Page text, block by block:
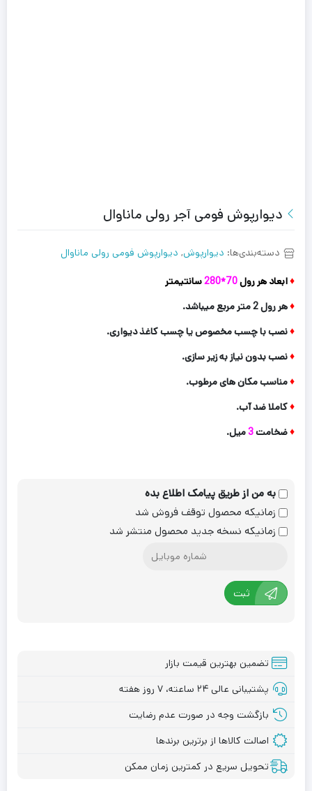
دیوارپوش فومی آجر رولی ماناوال
دسته‌بندی‌ها: دیوارپوش, دیوارپوش فومی رولی ماناوال
♦ابعاد هر رول70*280
سانتیمتر
♦هر رول 2 متر مربع میباشد.
♦نصب با چسب مخصوص یا چسب کاغذ دیواری.
♦نصب بدون نیاز به زیر سازی.
♦مناسب مکان های مرطوب.
♦کاملا ضد آب.
♦ضخامت3میل.
به من از طریق پیامک اطلاع بده
زمانیکه محصول توقف فروش شد
زمانیکه نسخه جدید محصول منتشر شد
ثبت
تضمین بهترین قیمت بازار
پشتیبانی عالی ۲۴ ساعته، ۷ روز هفته
بازگشت وجه در صورت عدم رضایت
اصالت کالاها از برترین برندها
تحویل سریع در کمترین زمان ممکن